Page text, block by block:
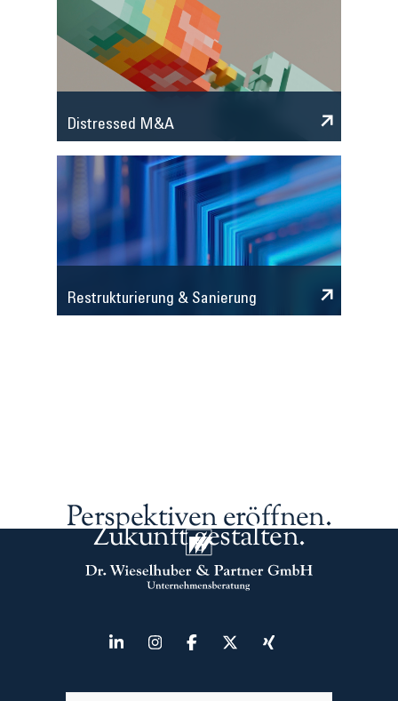
Distressed M&A
Restrukturierung & Sanierung
Perspektiven eröffnen.
Zukunft gestalten.